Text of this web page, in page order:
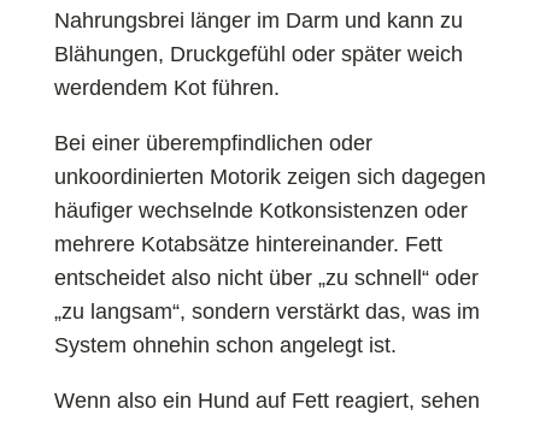
Nahrungsbrei länger im Darm und kann zu
Blähungen, Druckgefühl oder später weich
werdendem Kot führen.
Bei einer überempfindlichen oder
unkoordinierten Motorik zeigen sich dagegen
häufiger wechselnde Kotkonsistenzen oder
mehrere Kotabsätze hintereinander. Fett
entscheidet also nicht über „zu schnell“ oder
„zu langsam“, sondern verstärkt das, was im
System ohnehin schon angelegt ist.
Wenn also ein Hund auf Fett reagiert, sehen